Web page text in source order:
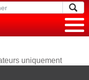
uniquement